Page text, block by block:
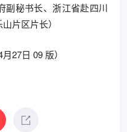
秘书长、浙江省赴四川
片区片长）
27日 09 版）